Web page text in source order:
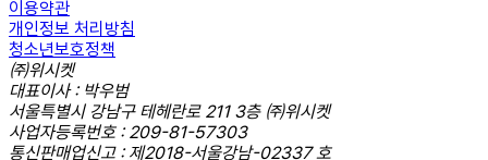
이용약관
개인정보 처리방침
청소년보호정책
㈜위시켓
대표이사 : 박우범
서울특별시 강남구 테헤란로 211 3층 ㈜위시켓
사업자등록번호 : 209-81-57303
통신판매업신고 : 제2018-서울강남-02337 호